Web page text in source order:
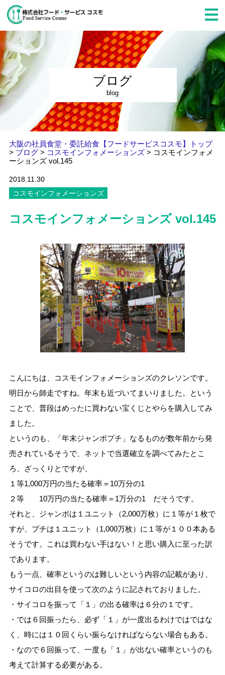
ブログ
blog
大阪の社員食堂・委託給食【フードサービスコスモ】トップ
> ブログ> コスモインフォメーションズ> コスモインフォメ
ーションズ vol.145
2018.11.30
コスモインフォメーションズ
コスモインフォメーションズ vol.145
こんにちは、コスモインフォメーションズのクレソンです。
明日から師走ですね。年末も近づいてまいりました。という
ことで、普段はめったに買わない宝くじとやらを購入してみ
ました。
というのも、「年末ジャンボプチ」なるものが数年前から発
売されているそうで、ネットで当選確立を調べてみたとこ
ろ、ざっくりとですが、
１等1,000万円の当たる確率＝10万分の1
２等 10万円の当たる確率＝1万分の1 だそうです。
それと、ジャンボは１ユニット（2,000万枚）に１等が１枚で
すが、プチは１ユニット（1,000万枚）に１等が１００本ある
そうです。これは買わない手はない！と思い購入に至った訳
であります。
もう一点、確率というのは難しいという内容の記載があり、
サイコロの出目を使って次のように記されておりました。
・サイコロを振って「１」の出る確率は６分の１です。
・では６回振ったら、必ず「１」が一度出るわけではではな
く、時には１０回くらい振らなければならない場合もある。
・なので６回振って、一度も「１」が出ない確率というのも
考えて計算する必要がある。